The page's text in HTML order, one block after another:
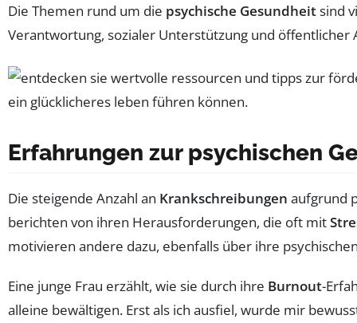
Die Themen rund um die psychische Gesundheitsind
Verantwortung, sozialer Unterstützung und
Erfahrungen zur psychischen
Die steigende Anzahl an Krankschreibungen aufgrund
berichten von ihren Herausforderungen, die oft mit
motivieren andere dazu, ebenfalls über ihre
Eine junge Frau erzählt, wie sie durch ihre Burnout-
alleine bewältigen. Erst als ich ausfiel, wurde mir